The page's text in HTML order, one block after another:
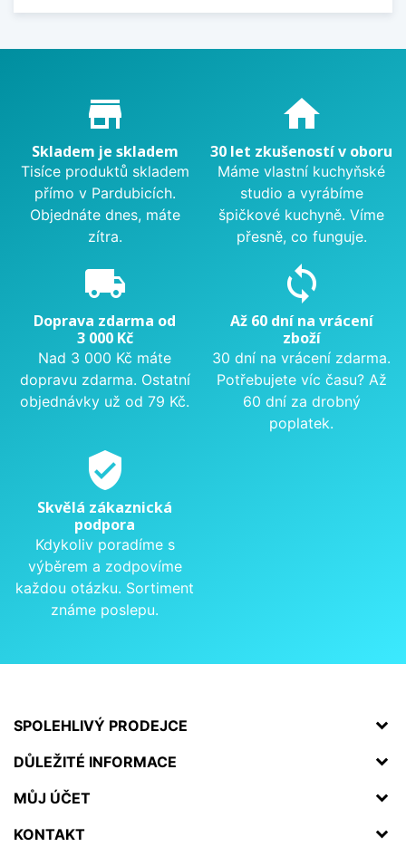
Proč nakupovat u nás?
store_mall_directory
Skladem je skladem
Tisíce produktů skladem
přímo v Pardubicích.
Objednáte dnes, máte
zítra.
home
30 let zkušeností v oboru
Máme vlastní kuchyňské
studio a vyrábíme
špičkové kuchyně. Víme
přesně, co funguje.
local_shipping
Doprava zdarma od
3 000 Kč
Nad 3 000 Kč máte
dopravu zdarma. Ostatní
objednávky už od 79 Kč.
sync
Až 60 dní na vrácení
zboží
30 dní na vrácení zdarma.
Potřebujete víc času? Až
60 dní za drobný
poplatek.
verified_user
Skvělá zákaznická
podpora
Kdykoliv poradíme s
výběrem a zodpovíme
každou otázku. Sortiment
známe poslepu.
SPOLEHLIVÝ PRODEJCE
DŮLEŽITÉ INFORMACE
MŮJ ÚČET
KONTAKT